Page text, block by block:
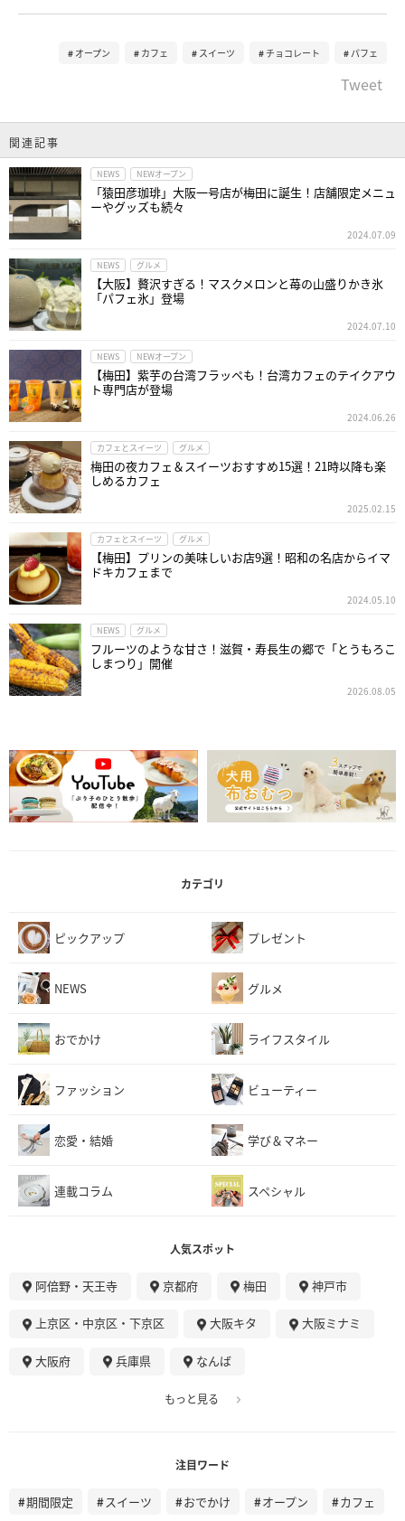
オープン カフェ スイーツ チョコレート パフェ
Tweet
関連記事
NEWS NEWオープン
「猿田彦珈琲」大阪一号店が梅田に誕生！店舗限定メニュ
ーやグッズも続々
2024.07.09
NEWS グルメ
【大阪】贅沢すぎる！マスクメロンと苺の山盛りかき氷
「パフェ氷」登場
2024.07.10
NEWS NEWオープン
【梅田】紫芋の台湾フラッペも！台湾カフェのテイクアウ
ト専門店が登場
2024.06.26
カフェとスイーツ グルメ
梅田の夜カフェ＆スイーツおすすめ15選！21時以降も楽
しめるカフェ
2025.02.15
カフェとスイーツ グルメ
【梅田】プリンの美味しいお店9選！昭和の名店からイマ
ドキカフェまで
2024.05.10
NEWS グルメ
フルーツのような甘さ！滋賀・寿長生の郷で「とうもろこ
しまつり」開催
2026.08.05
カテゴリ
ピックアップ プレゼント
NEWS グルメ
おでかけ ライフスタイル
ファッション ビューティー
恋愛・結婚 学び＆マネー
連載コラム スペシャル
人気スポット
阿倍野・天王寺 京都府 梅田 神戸市
上京区・中京区・下京区 大阪キタ 大阪ミナミ
大阪府 兵庫県 なんば
もっと見る
注目ワード
期間限定 スイーツ おでかけ オープン カフェ